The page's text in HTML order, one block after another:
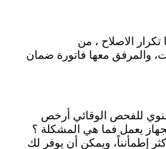
الاصلاح ، من
والمرفق معها فاتورة ضمان
للفحص الوقائي أرخص
يعمل فما هي المشكلة ؟
إطمأنناً، ويمكن أن يوفر لك